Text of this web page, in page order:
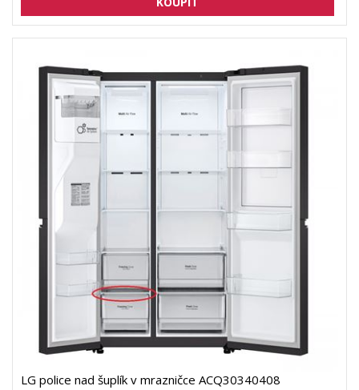
LG police nad šuplík v mrazničce ACQ30340408